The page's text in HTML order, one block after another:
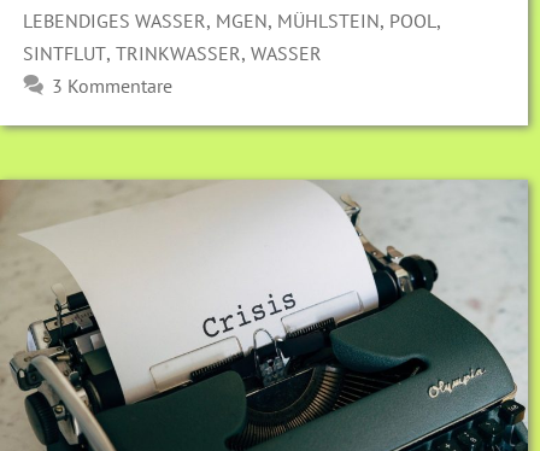
LEBENDIGES WASSER, MGEN, MÜHLSTEIN, POOL ,
SINTFLUT,TRINKWASSER,WASSER
3 Kommentare